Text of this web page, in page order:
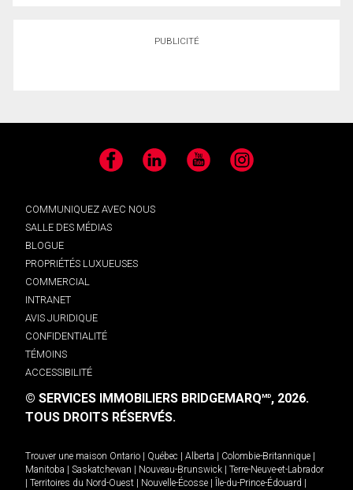
PUBLICITÉ
Facebook LinkedIn YouTube Instagram
COMMUNIQUEZ AVEC NOUS
SALLE DES MÉDIAS
BLOGUE
PROPRIÉTÉS LUXUEUSES
COMMERCIAL
INTRANET
AVIS JURIDIQUE
CONFIDENTIALITÉ
TÉMOINS
ACCESSIBILITÉ
© SERVICES IMMOBILIERS BRIDGEMARQMD, 2026.
TOUS DROITS RÉSERVÉS.
Trouver une maison Ontario Québec Alberta Colombie-Britannique
Manitoba
Saskatchewan Nouveau-Brunswick
Terre-Neuve-et-Labrador
Territoires du Nord-Ouest Nouvelle-Écosse Île-du-Prince-Édouard